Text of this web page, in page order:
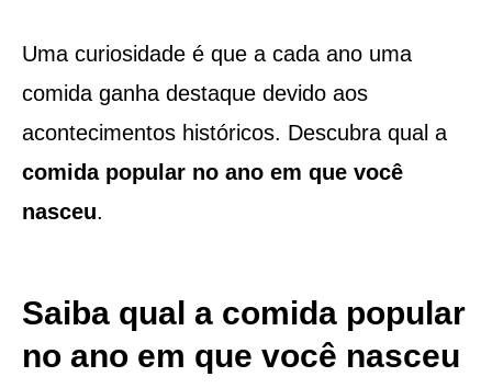
Uma curiosidade é que a cada ano uma
comida ganha destaque devido aos
acontecimentos históricos. Descubra qual a
comida popular no ano em que você
nasceu.
Saiba qual a comida popular
no ano em que você nasceu